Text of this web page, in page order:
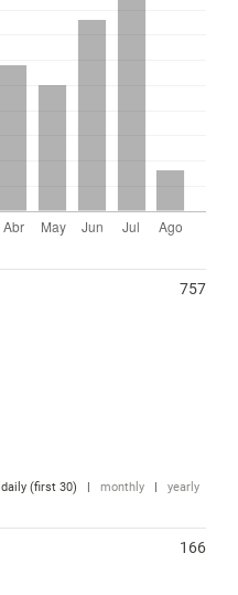
757
daily (first 30) | monthly | yearly
166